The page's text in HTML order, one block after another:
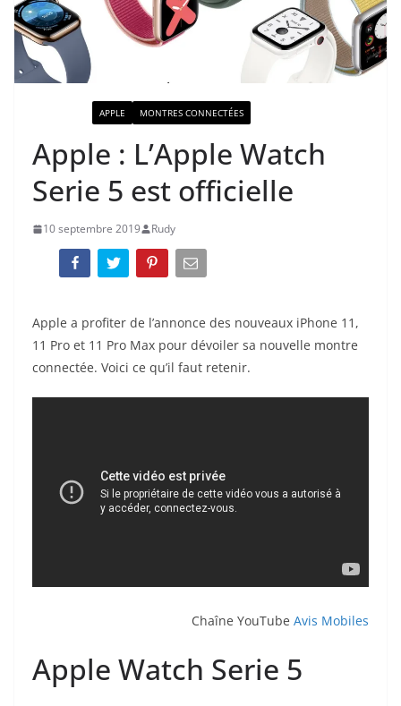
APPLE MONTRES CONNECTÉES
Apple : L’Apple Watch
Serie 5 est officielle
10 septembre 2019 Rudy
Apple a profiter de l’annonce des nouveaux iPhone 11,
11 Pro et 11 Pro Max pour dévoiler sa nouvelle montre
connectée. Voici ce qu’il faut retenir.
Chaîne YouTube Avis Mobiles
Apple Watch Serie 5